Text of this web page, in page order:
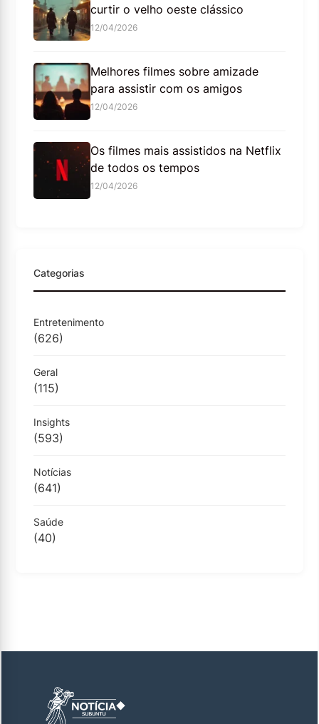
curtir o velho oeste clássico
12/04/2026
Melhores filmes sobre amizade
para assistir com os amigos
12/04/2026
Os filmes mais assistidos na Netflix
de todos os tempos
12/04/2026
Categorias
Entretenimento
(626)
Geral
(115)
Insights
(593)
Notícias
(641)
Saúde
(40)